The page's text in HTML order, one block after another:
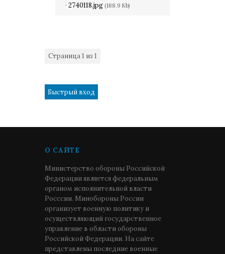
· 2740118.jpg (188.9 Kb)
Страница1 из 1
О САЙТЕ
Министерство обороны Российской
Федерации является федеральным
органом исполнительной власти
Росссии. Минобороны России
организует военную политику и
осуществляющий государственное
управление в области обороны
Российской Федерации. На сайте
представлены последние военные